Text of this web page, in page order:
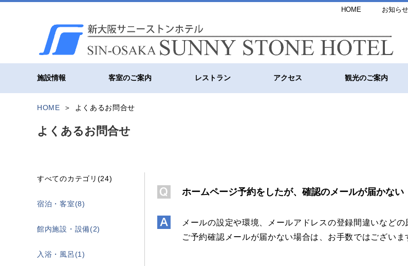
HOME お知らせ
施設情報 客室のご案内 レストラン アクセス 観光のご案内
HOME よくあるお問合せ
よくあるお問合せ
すべてのカテゴリ(24)
宿泊・客室(8)
館内施設・設備(2)
入浴・風呂(1)
ホームページ予約をしたが、確認のメールが届かない
メールの設定や環境、メールアドレスの登録間違いなどの
ご予約確認メールが届かない場合は、お手数ではござい